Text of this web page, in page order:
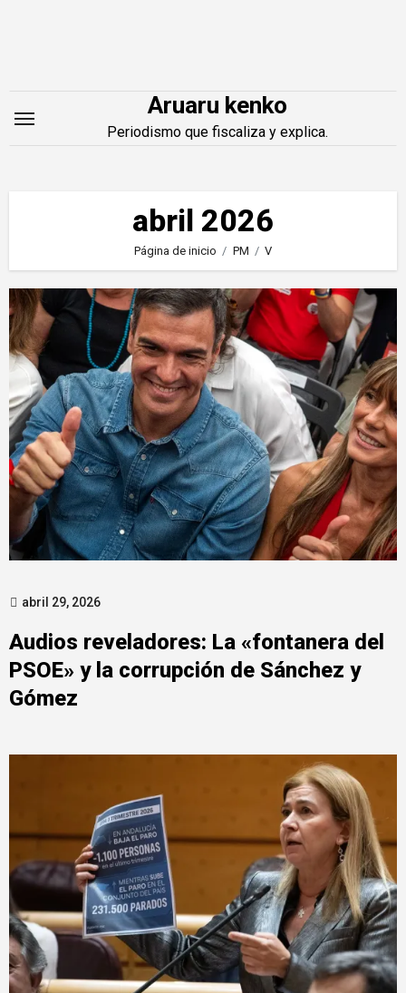
Aruaru kenko
Periodismo que fiscaliza y explica.
abril 2026
Página de inicio PM V
abril 29, 2026
Audios reveladores: La «fontanera del
PSOE» y la corrupción de Sánchez y
Gómez